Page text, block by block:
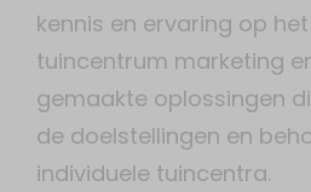
kennis en ervaring op
tuincentrum marketing
gemaakte oplossingen
de doelstellingen en
individuele tuincentra.